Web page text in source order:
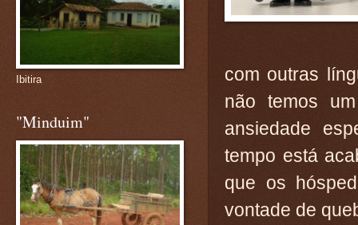
com outras
não temos
ansiedade
tempo está
que os
vontade de
Ibitira
"Minduim"